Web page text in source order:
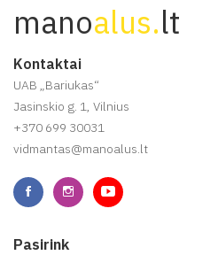
manoalus.lt
Kontaktai
UAB „Bariukas“
Jasinskio g. 1, Vilnius
+370 699 30031
vidmantas@manoalus.lt
Pasirink